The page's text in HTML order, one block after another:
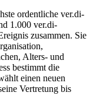
ordentliche ver.di-
1.000 ver.di-
zusammen. Sie
Alters- und
bestimmt die
einen neuen
Vertretung bis